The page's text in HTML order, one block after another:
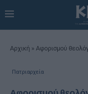
Αρχική » Αφορισμού
Πατριαρχεία